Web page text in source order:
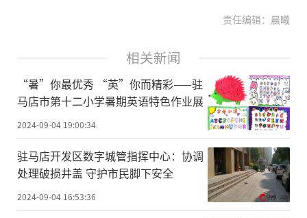
责任编辑：晨曦
相关新闻
“暑”你最优秀 “英”你而精彩——驻
马店市第十二小学暑期英语特色作业展
2024-09-04 19:00:34
驻马店开发区数字城管指挥中心：协调
处理破损井盖 守护市民脚下安全
2024-09-04 16:53:36